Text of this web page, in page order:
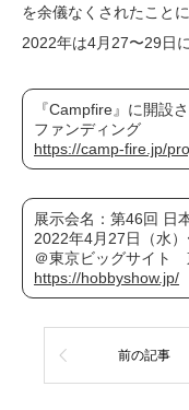
を余儀なくされたこと
2022年は4月27〜29日
『Campfire』に開設
ファンディング
https://camp-fire.jp/
展示会名：第46回 日
2022年4月27日（水）
＠東京ビッグサイト
https://hobbyshow.jp/
前の記事